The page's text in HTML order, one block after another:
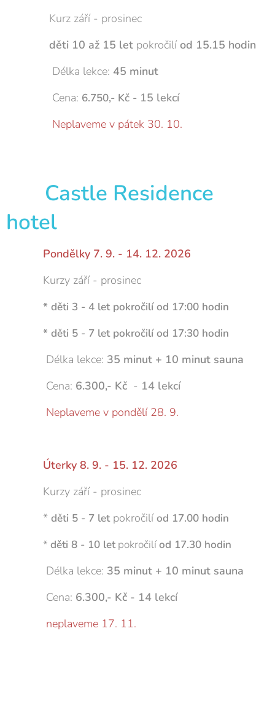
Kurz září - prosinec
děti 10 až 15 let pokročilíod 15.15 hodin
Délka lekce: 45 minut
Cena: 6.750,- Kč - 15 lekcí
Neplaveme v pátek 30. 10.
Castle Residence
hotel
Pondělky 7. 9. - 14. 12. 2026
Kurzy září - prosinec
* děti 3 - 4 let pokročilí od 17:00 hodin
* děti 5 - 7 let pokročilí od 17:30 hodin
Délka lekce: 35 minut + 10 minut sauna
Cena: 6.300,- Kč - 14 lekcí
Neplaveme v pondělí 28. 9.
Úterky 8. 9. - 15. 12. 2026
Kurzy září - prosinec
* děti 5 - 7 letpokročilíod 17.00 hodin
* děti 8 - 10 letpokročilíod 17.30 hodin
Délka lekce: 35 minut + 10 minut sauna
Cena: 6.300,- Kč - 14 lekcí
neplaveme 17. 11.